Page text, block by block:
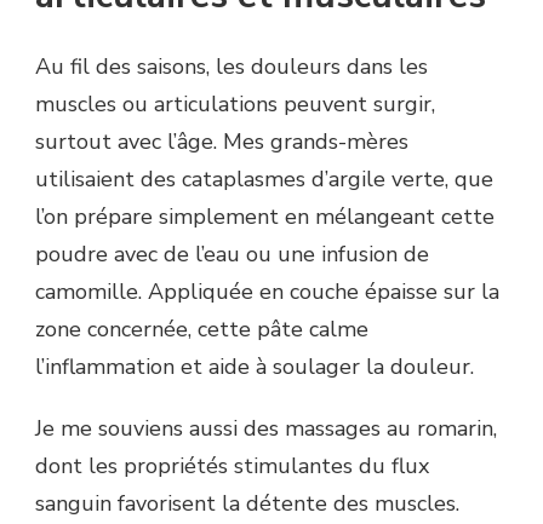
Au fil des saisons, les douleurs dans les
muscles ou articulations peuvent surgir,
surtout avec l’âge. Mes grands-mères
utilisaient des cataplasmes d’argile verte, que
l’on prépare simplement en mélangeant cette
poudre avec de l’eau ou une infusion de
camomille. Appliquée en couche épaisse sur la
zone concernée, cette pâte calme
l’inflammation et aide à soulager la douleur.
Je me souviens aussi des massages au romarin,
dont les propriétés stimulantes du flux
sanguin favorisent la détente des muscles.